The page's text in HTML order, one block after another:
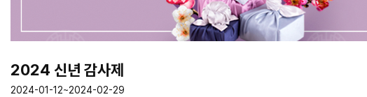
2024 신년 감사제
2024-01-12~2024-02-29